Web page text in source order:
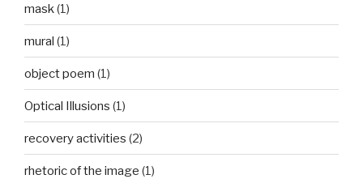
mask(1)
mural (1)
object poem (1)
Optical Illusions (1)
recovery activities (2)
rhetoric of the image (1)